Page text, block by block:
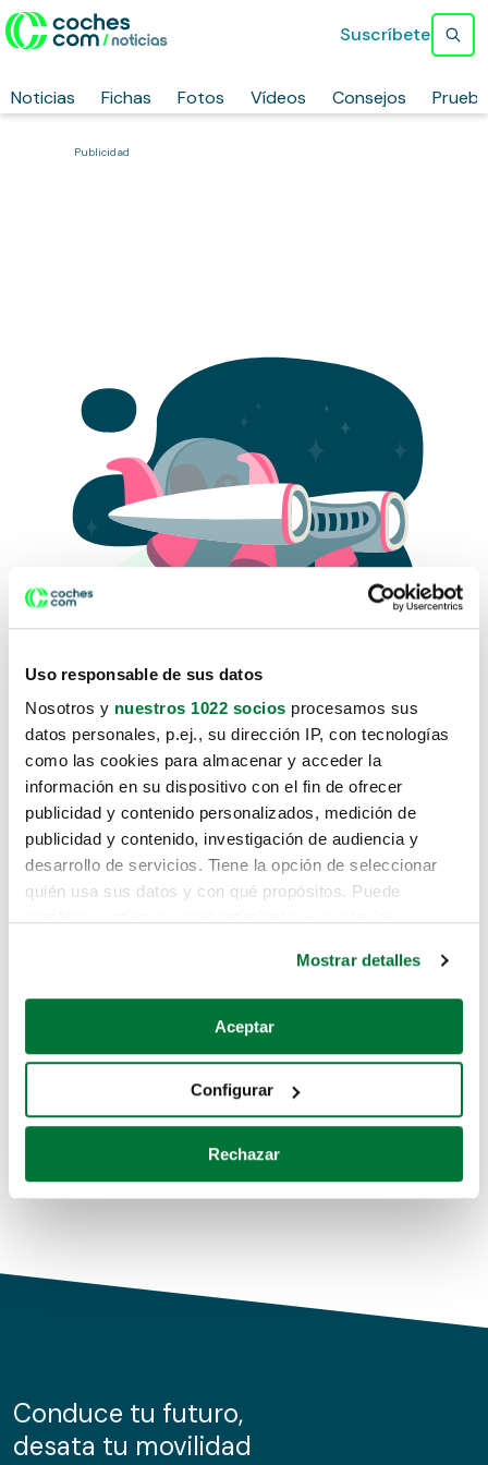
Uso responsable de sus datos
Nosotros y nuestros 1022 socios procesamos sus
datos personales, p.ej., su dirección IP, con tecnologías
como las cookies para almacenar y acceder la
información en su dispositivo con el fin de ofrecer
publicidad y contenido personalizados, medición de
publicidad y contenido, investigación de audiencia y
desarrollo de servicios. Tiene la opción de seleccionar
quién usa sus datos y con qué propósitos. Puede
Si lo permite, también quisiéramos:
Recopilar información sobre su ubicación geográfica
Identificar su dispositivo analizándolo activamente
para buscar características específicas (huellas
Obtenga más información sobre cómo se procesan sus
de cookies.
información sobre el uso que haga del sitio web con
nuestros partners de redes sociales, publicidad y análisis
Mostrar detalles
Aceptar
Configurar
Rechazar
Noticias Fichas Fotos Vídeos Consejos
Suscríbete
Publicidad
Lo sentimos, no sabemos como
te hemos traido hasta aquí.
Pero puedes encontrar el coche que estás
buscando en alguno de estos enlaces:
Coches de segunda mano
Coches de km0
Conduce tu futuro,
desata tu movilidad